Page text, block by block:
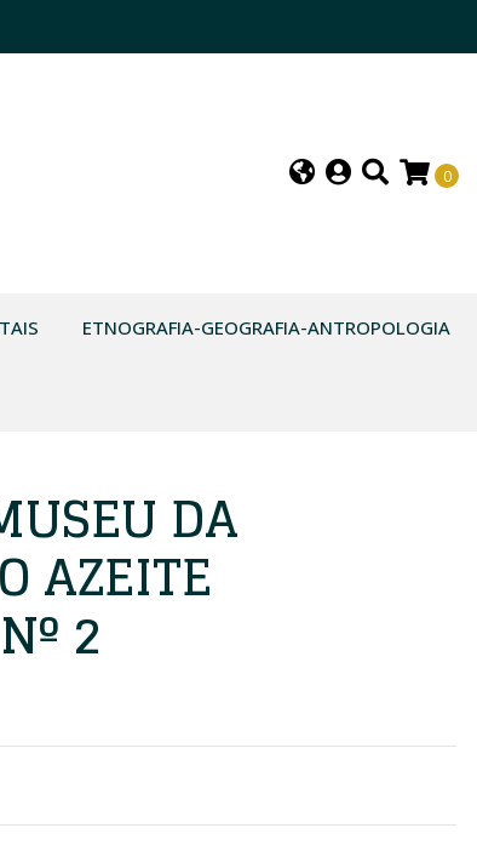
0
ETNOGRAFIA-GEOGRAFIA-ANTROPOLOGIA
DA
AZEITE
2